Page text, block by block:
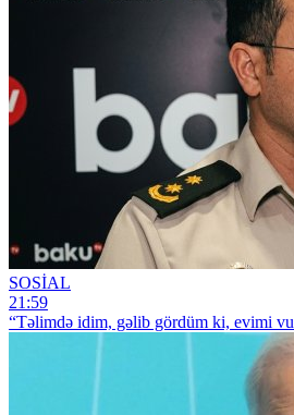
SOSİAL
21:59
“Təlimdə idim, gəlib gördüm ki, evimi